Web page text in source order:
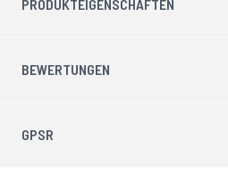
PRODUKTEIGENSCHAFTEN
BEWERTUNGEN
GPSR